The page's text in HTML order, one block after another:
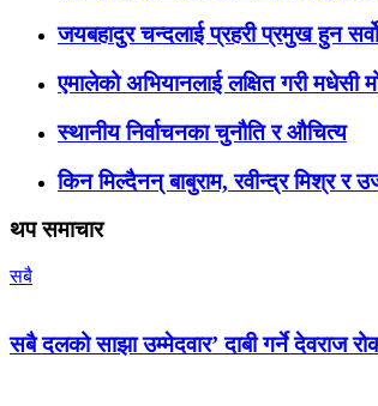
जयबहादुर चन्दलाई प्रहरी प्रमुख हुन
एमालेको अभियानलाई लक्षित गरी मधेसी
स्थानीय निर्वाचनका चुनौति र औचित्य
किन मिल्दैनन् बाबुराम, रवीन्द्र मिश्र र
थप समाचार
सबै
सबै दलको साझा उम्मेदवार’ दाबी गर्ने